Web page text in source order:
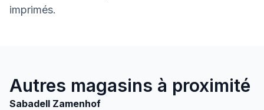
imprimés.
Autres magasins à proximité
Sabadell Zamenhof